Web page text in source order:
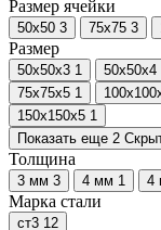
Размер ячейки
50х50 3 75x75 3
Размер
50х50х3 1 50х50х4
75x75x5 1
150х150х5 1
Показать еще 2
Толщина
3 мм 3 4 мм 1 4
Марка стали
ст3 12